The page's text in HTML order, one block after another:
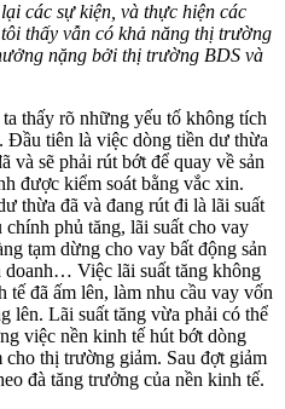
các sự kiện, và thực hiện các
thấy vẫn có khả năng thị trường
nặng bởi thị trường BDS và
thấy rõ những yếu tố không tích
tiên là việc dòng tiền dư thừa
và sẽ phải rút bớt để quay về sản
được kiểm soát bằng vắc xin.
thừa đã và đang rút đi là lãi suất
phủ tăng, lãi suất cho vay
tạm dừng cho vay bất động sản
doanh… Việc lãi suất tăng không
tế đã ấm lên, làm nhu cầu vay vốn
lên. Lãi suất tăng vừa phải có thể
việc nền kinh tế hút bớt dòng
thị trường giảm. Sau đợt giảm
đà tăng trưởng của nền kinh tế.